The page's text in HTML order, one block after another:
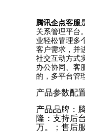
腾讯企点客服
关系管理平台
业轻松管理多
客户需求，并
社交互动方式
办公协同、客
的，多平台管
产品参数配
产品品牌：
隆：支持后
万。；售后